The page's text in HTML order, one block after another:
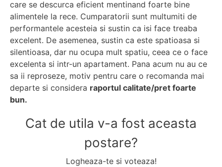
care se descurca eficient mentinand foarte bine
alimentele la rece. Cumparatorii sunt multumiti de
performantele acesteia si sustin ca isi face treaba
excelent. De asemenea, sustin ca este spatioasa si
silentioasa, dar nu ocupa mult spatiu, ceea ce o face
excelenta si intr-un apartament. Pana acum nu au ce
sa ii reproseze, motiv pentru care o recomanda mai
departe si considera raportul calitate/pret foarte
bun.
Cat de utila v-a fost aceasta
postare?
Logheaza-te si voteaza!